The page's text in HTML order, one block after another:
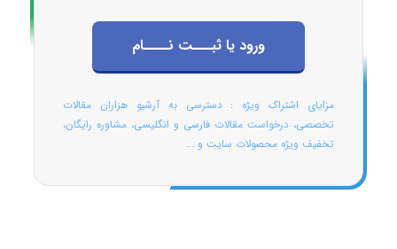
ورود یا ثبـــت نــــام
مزایای اشتراک ویژه : دسترسی به آرشیو هزاران مقالات
تخصصی، درخواست مقالات فارسی و انگلیسی، مشاوره رایگان،
تخفیف ویژه محصولات سایت و ...